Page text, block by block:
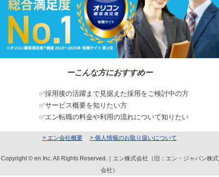
ーこんな方におすすめー
✅採用後の活躍まで見据えた採用をご検討中の方
✅サービス概要を知りたい方
✅エン転職の料金や利用の流れについて知りたい
> エン会社概要 > 個人情報のお取り扱いについて
Copyright © en Inc. All Rights Reserved.｜エン株式会社（旧：エン・ジャパン株式
会社）